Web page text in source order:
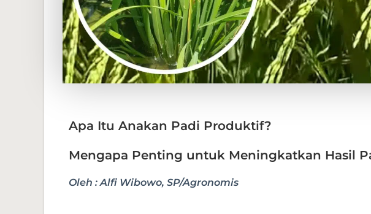
Apa Itu Anakan Padi Produktif?
Mengapa Penting untuk Meningkatkan Hasil
Oleh : Alfi Wibowo, SP/Agronomis